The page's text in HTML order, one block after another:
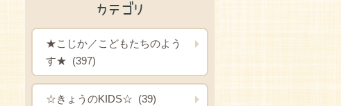
カテゴリ
★こじか／こどもたちのよう
す★ (397)
☆きょうのKIDS☆ (39)